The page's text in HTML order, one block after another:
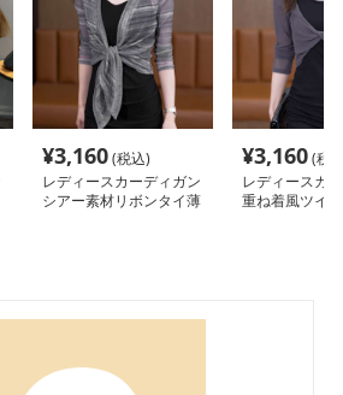
¥3,160(税込)
レディースカーディガン
シアー素材リボンタイ薄
¥3,160(税
レディースカ
重ね着風ツイ